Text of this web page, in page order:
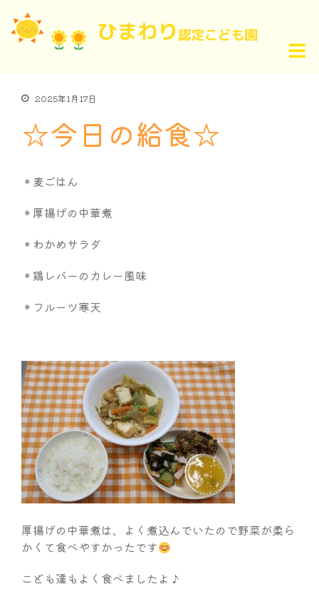
2025年1月17日
☆今日の給食☆
＊麦ごはん
＊厚揚げの中華煮
＊わかめサラダ
＊鶏レバーのカレー風味
＊フルーツ寒天
厚揚げの中華煮は、よく煮込んでいたので野菜が柔ら
かくて食べやすかったです
こども達もよく食べましたよ♪